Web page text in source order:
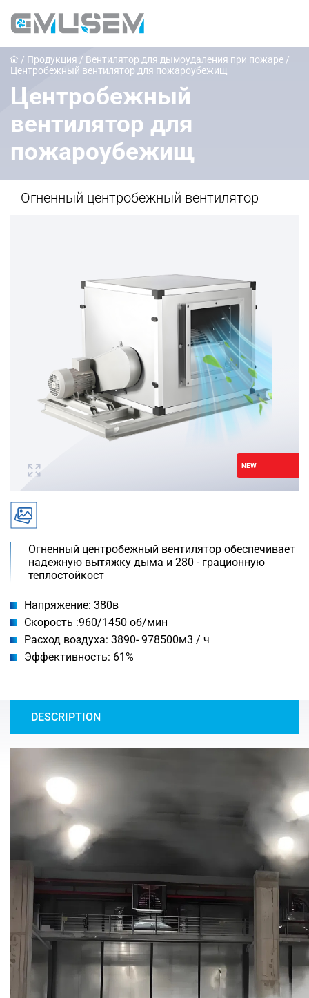
/ Продукция / Вентилятор для дымоудаления при пожаре /
Центробежный вентилятор для пожароубежищ
Центробежный
вентилятор для
пожароубежищ
Огненный центробежный вентилятор
NEW
Огненный центробежный вентилятор обеспечивает
надежную вытяжку дыма и 280 - грационную
теплостойкост
Напряжение: 380в
Скорость :960/1450 об/мин
Расход воздуха: 3890- 978500м3 / ч
Эффективность: 61%
DESCRIPTION